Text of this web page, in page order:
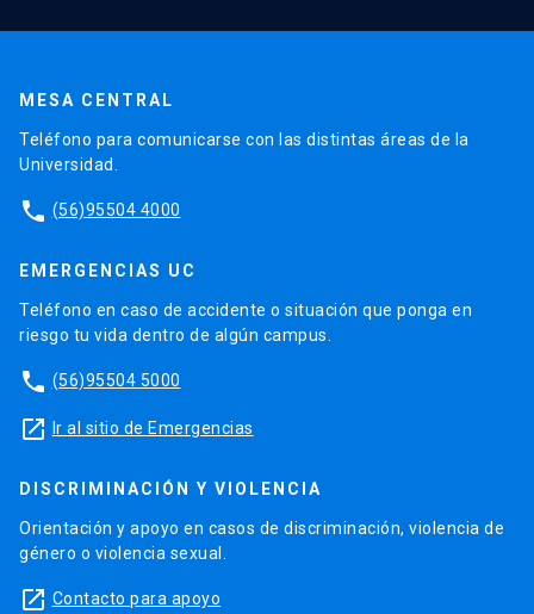
MESA CENTRAL
Teléfono para comunicarse con las distintas áreas de la
Universidad.
phone (56)95504 4000
EMERGENCIAS UC
Teléfono en caso de accidente o situación que ponga en
riesgo tu vida dentro de algún campus.
phone (56)95504 5000
launch Ir al sitio de Emergencias
DISCRIMINACIÓN Y VIOLENCIA
Orientación y apoyo en casos de discriminación, violencia de
género o violencia sexual.
launch Contacto para apoyo